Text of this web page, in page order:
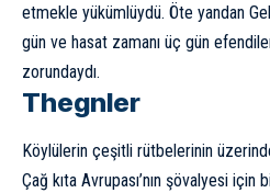
etmekle yükümlüydü. Öte yandan
gün ve hasat zamanı üç gün
zorundaydı.
Thegnler
Köylülerin çeşitli rütbelerinin
Çağ kıta Avrupası’nın şövalyesi